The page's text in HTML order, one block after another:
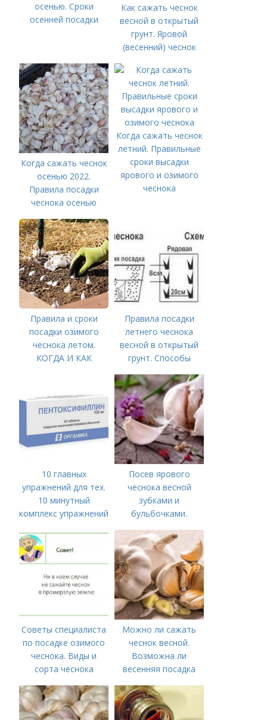
осенью. Сроки
осенней посадки
Как сажать чеснок
весной в открытый
грунт. Яровой
(весенний) чеснок
Когда сажать чеснок
осенью 2022.
Правила посадки
чеснока осенью
Когда сажать чеснок
летний. Правильные
сроки высадки
ярового и озимого
чеснока
Правила и сроки
посадки озимого
чеснока летом.
КОГДА И КАК
ЧЕСНОК
Правила посадки
летнего чеснока
весной в открытый
грунт. Способы
10 главных
упражнений для тех.
10 минутный
комплекс упражнений
времени на спорт
Посев ярового
чеснока весной
зубками и
бульбочками.
посадки озимого
чеснока
Советы специалиста
по посадке озимого
чеснока. Виды и
сорта чеснока
Можно ли сажать
чеснок весной.
Возможна ли
весенняя посадка
лучше делать